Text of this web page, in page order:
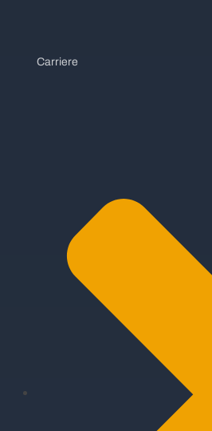
Carriere